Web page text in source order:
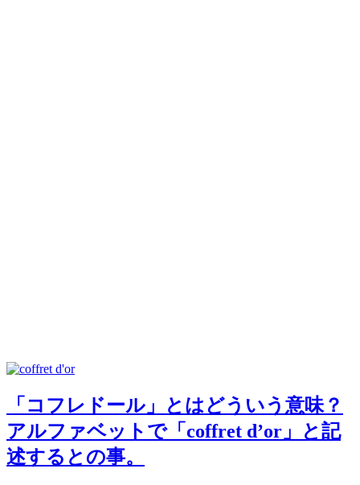
「コフレドール」とはどういう意味？
アルファベットで「coffret d’or」と記
述するとの事。